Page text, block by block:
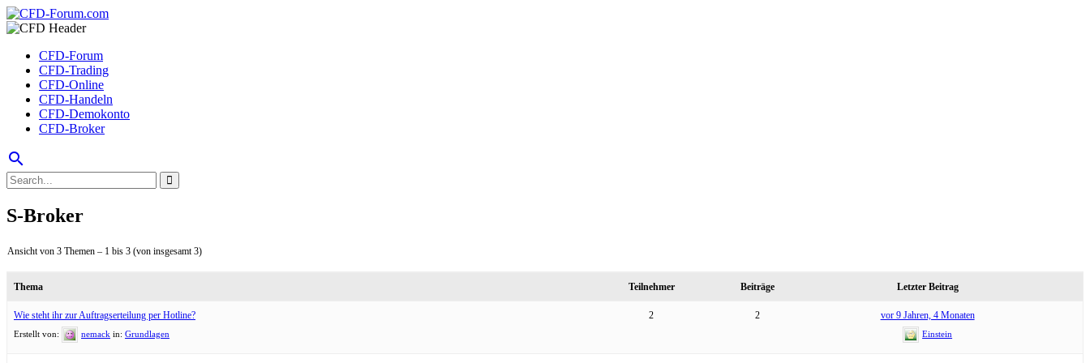
CFD-Forum
CFD-Trading
CFD-Online
CFD-Handeln
CFD-Demokonto
CFD-Broker
search
S-Broker
Ansicht von 3 Themen – 1 bis 3 (von insgesamt 3)
Thema Teilnehmer Beiträge Letzter Beitrag
Wie steht ihr zur Auftragserteilung per Hotline?
Erstellt von: nemack in: Grundlagen
2 2 vor 9 Jahren, 4 Monaten
Einstein